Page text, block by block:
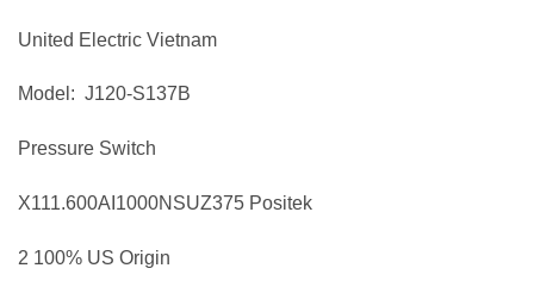
United Electric Vietnam
Model: J120-S137B
Pressure Switch
X111.600AI1000NSUZ375 Positek
2 100% US Origin